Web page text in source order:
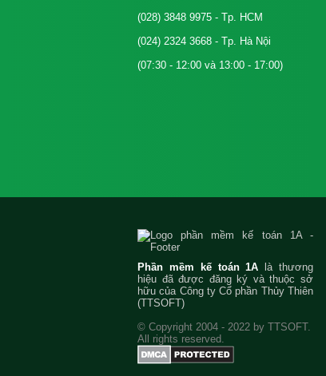
(028) 3848 9975 - Tp. HCM
(024) 2324 3668 - Tp. Hà Nội
(07:30 - 12:00 và 13:00 - 17:00)
Phần mềm kế toán 1A là thương
hiệu đã được đăng ký và thuộc sở
hữu của Công ty Cổ phần Thủy Thiên
(TTSOFT)
© Copyright 2004 - 2022 by TTSOFT.
All rights reserved.